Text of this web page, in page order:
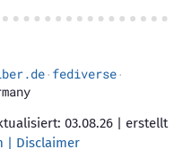
· fediverse·
03.08.26 | erstellt
| Disclaimer